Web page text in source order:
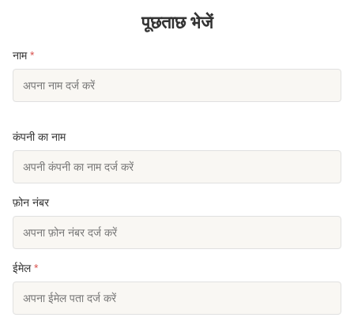
पूछताछ भेजें
नाम*
कंपनी का नाम
फ़ोन नंबर
ईमेल*